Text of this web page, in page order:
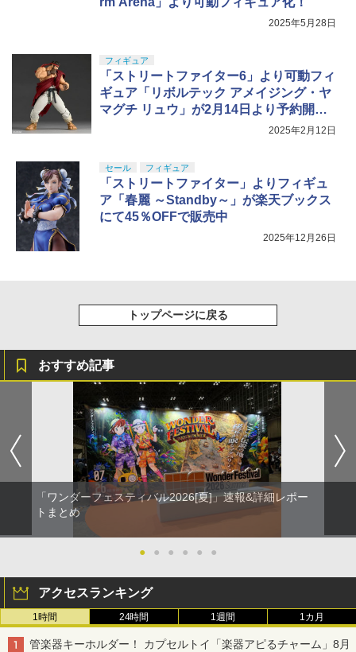
2025年5月28日
フィギュア
「ストリートファイター6」より可動フィ
ギュア「リボルテック アメイジング・ヤ
マグチ リュウ」が2月14日より予約開
2025年2月12日
セール フィギュア
「ストリートファイター」よりフィギュ
ア「春麗 ～Standby～」が楽天ブックス
にて45％OFFで販売中
2025年12月26日
トップページに戻る
おすすめ記事
「ワンダーフェスティバル2026[夏]」速報&詳細レポー
トまとめ
● ● ● ● ● ●
アクセスランキング
1時間 24時間 1週間 1カ月
管楽器キーホルダー！ カプセルトイ「楽器アピるチャーム」8月